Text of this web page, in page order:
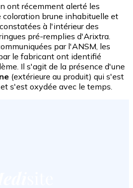
ont récemment alerté les
coloration brune inhabituelle et
à l'intérieur des
pré-remplies d'Arixtra.
par l'ANSM, les
le fabricant ont identifié
Il s'agit de la présence d'une
(extérieure au produit) qui s'est
s'est oxydée avec le temps.